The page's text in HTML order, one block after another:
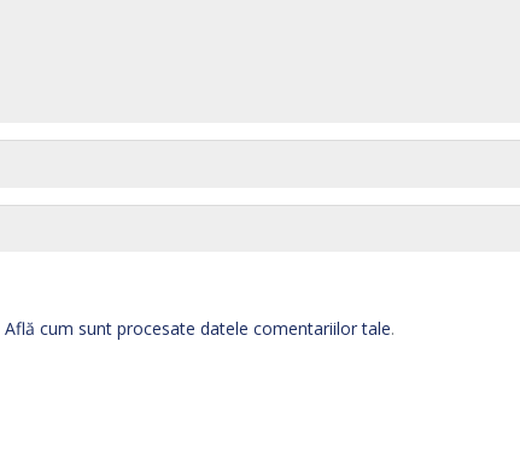
Află cum sunt procesate datele comentariilor tale.